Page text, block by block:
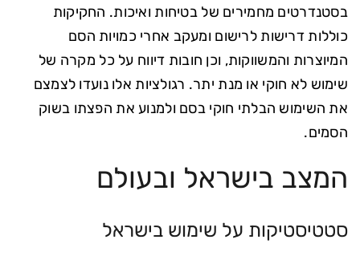
בסטנדרטים מחמירים של בטיחות ואיכות. החקיקות
כוללות דרישות לרישום ומעקב אחרי כמויות הסם
המיוצרות והמשווקות, וכן חובות דיווח על כל מקרה של
שימוש לא חוקי או מנת יתר. רגולציות אלו נועדו לצמצם
את השימוש הבלתי חוקי בסם ולמנוע את הפצתו בשוק
הסמים.
המצב בישראל ובעולם
סטטיסטיקות על שימוש בישראל